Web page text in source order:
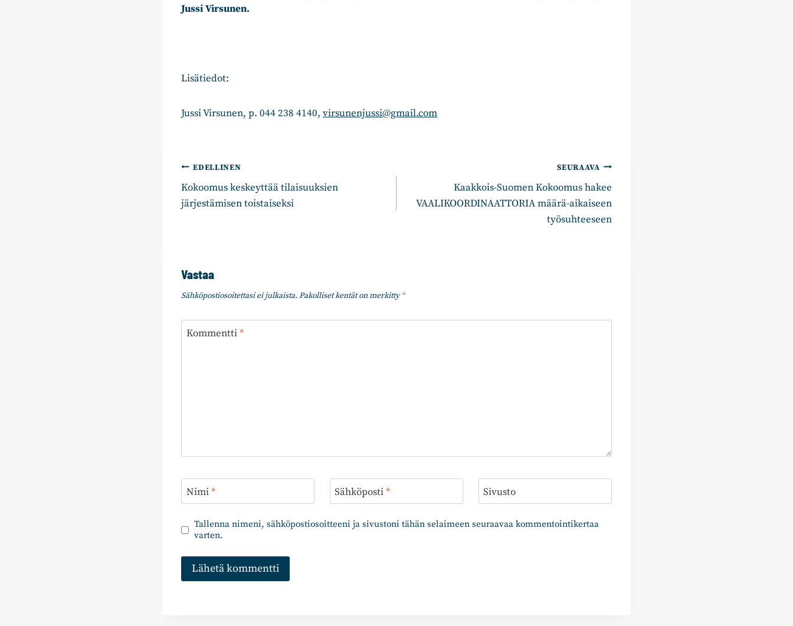
Jussi Virsunen.
Lisätiedot:
Jussi Virsunen, p. 044 238 4140, virsunenjussi@gmail.com
Artikkelien
selaus
EDELLINEN
Kokoomus keskeyttää tilaisuuksien
järjestämisen toistaiseksi
SEURAAVA
Kaakkois-Suomen Kokoomus hakee
VAALIKOORDINAATTORIA määrä-aikaiseen
työsuhteeseen
Vastaa
Sähköpostiosoitettasi ei julkaista. Pakolliset kentät on merkitty*
Kommentti*
Nimi* Sähköposti* Sivusto
Tallenna nimeni, sähköpostiosoitteeni ja sivustoni tähän selaimeen seuraavaa kommentointikertaa
varten.